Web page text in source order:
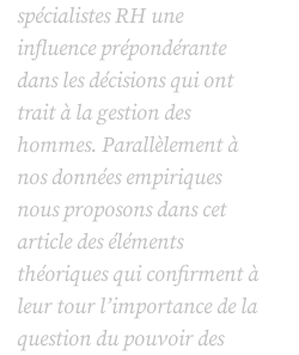
spécialistes RH une
influence prépondérante
dans les décisions qui ont
trait à la gestion des
hommes. Parallèlement à
nos données empiriques
nous proposons dans cet
article des éléments
théoriques qui confirment à
leur tour l’importance de la
question du pouvoir des